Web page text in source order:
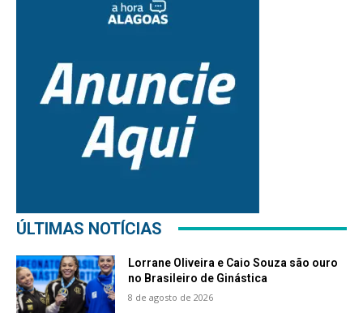
ÚLTIMAS NOTÍCIAS
Lorrane Oliveira e Caio Souza são ouro
no Brasileiro de Ginástica
8 de agosto de 2026